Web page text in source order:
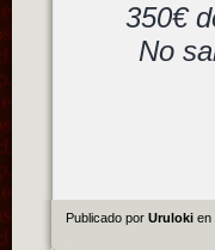
350€
No
Publicado por Uruloki en